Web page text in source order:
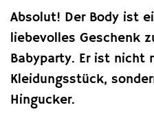
Absolut! Der Body ist
liebevolles Geschenk
Babyparty. Er ist nicht
Kleidungsstück,
Hingucker.